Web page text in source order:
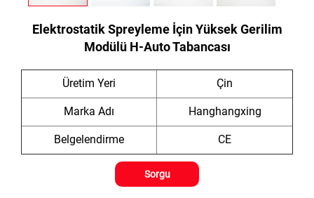
Elektrostatik Spreyleme İçin Yüksek Gerilim
Modülü H-Auto Tabancası
Üretim Yeri Çin
Marka Adı Hanghangxing
Belgelendirme CE
Sorgu